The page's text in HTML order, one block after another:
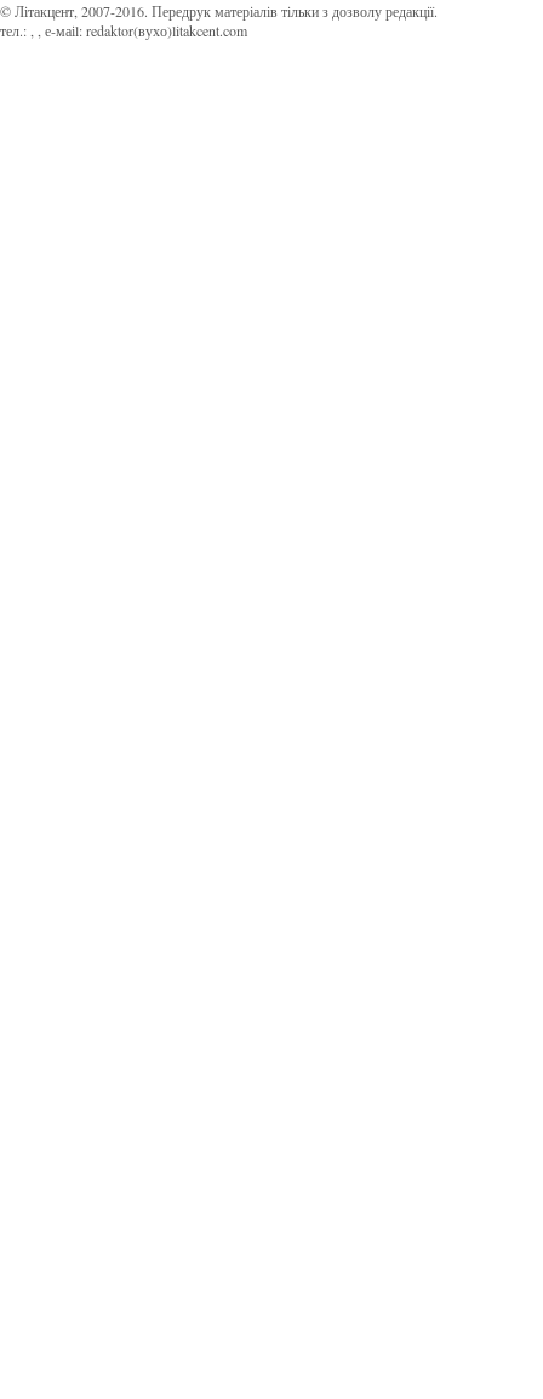
© Літакцент, 2007-2016. Передрук матеріалів тільки з дозволу редакції.
тел.:
, е-маіl:redaktor(вухо)litakcent.com